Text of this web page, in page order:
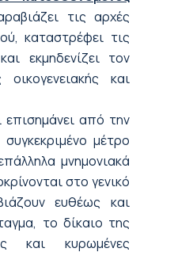
τις αρχές
καταστρέφει τις
εκμηδενίζει τον
και
επισημάνει από την
μέτρο
μνημονιακά
στο γενικό
ευθέως και
το δίκαιο της
και κυρωμένες